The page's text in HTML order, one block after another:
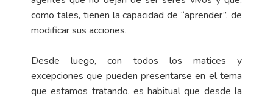
como tales, tienen la capacidad de “aprender”, de
modificar sus acciones.
Desde luego, con todos los matices y
excepciones que pueden presentarse en el tema
que estamos tratando, es habitual que desde la